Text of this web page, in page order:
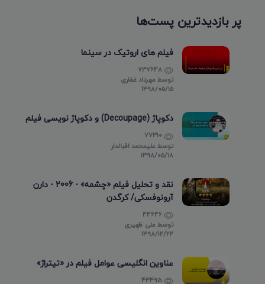
پر بازدیدترین پست‌ها
فیلم های اروتیک در سینما
توسط مهرداد غفاری
۱۳۹۸/۰۵/۱۵
دکوپاژ (Decoupage) و دکوپاژ نویسی فیلم
توسطعلیمحمد اقبالدار
۱۳۹۸/۰۵/۱۸
نقد و تحلیل فیلم «چشمه» - 2006 - دارن
آرونوفسکی/ کرگدن
توسطعلی ظهیری
۱۳۹۸/۱۲/۲۲
عناوین انگلیسی عوامل فیلم در «تیتراژ»